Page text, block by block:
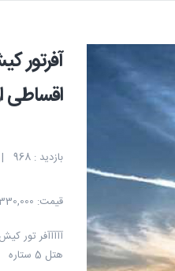
اقساطی
بازدید : 968 |
قیمت: 1,330,000
آآآآآفر تور کیش
هتل 5 ستاره